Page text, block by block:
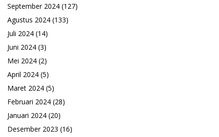
September 2024 (127)
Agustus 2024 (133)
Juli 2024 (14)
Juni 2024 (3)
Mei 2024 (2)
April 2024 (5)
Maret 2024 (5)
Februari 2024 (28)
Januari 2024 (20)
Desember 2023 (16)